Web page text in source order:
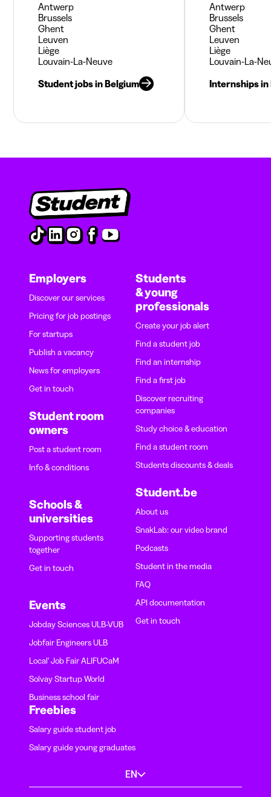
Antwerp
Brussels
Ghent
Leuven
Liège
Louvain-La-Neuve
Student jobs in Belgium
Antwerp
Brussels
Ghent
Leuven
Liège
Louvain-La-
Internships in
Employers
Discover our services
Pricing for job postings
For startups
Publish a vacancy
News for employers
Get in touch
Student room
owners
Post a student room
Info & conditions
Schools &
universities
Supporting students
together
Get in touch
Events
Jobday Sciences ULB-VUB
Jobfair Engineers ULB
Local' Job Fair ALIFUCaM
Solvay Startup World
Business school fair
Students
& young
professionals
Create your job alert
Find a student job
Find an internship
Find a first job
Discover recruiting
companies
Study choice & education
Find a student room
Students discounts & deals
Student.be
About us
SnakLab: our video brand
Podcasts
Student in the media
FAQ
API documentation
Get in touch
Freebies
Salary guide student job
Salary guide young graduates
EN